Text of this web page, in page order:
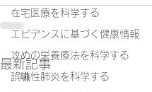
在宅医療を科学する
エビデンスに基づく健康情報
攻めの栄養療法を科学する
誤嚥性肺炎を科学する
最新記事